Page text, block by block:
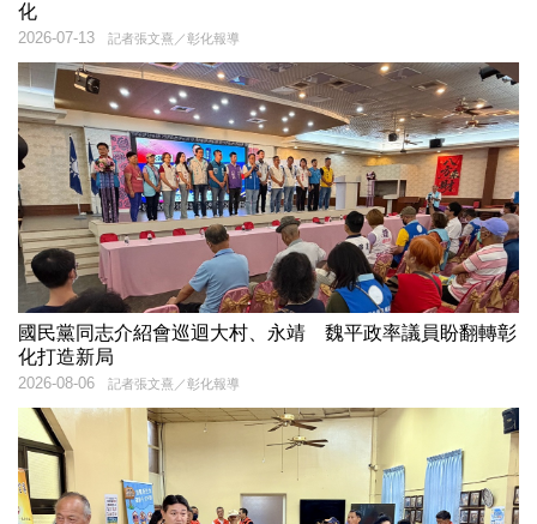
化
記者張文熹／彰化報導
2026-07-13
國民黨同志介紹會巡迴大村、永靖 魏平政率議員盼翻轉彰
化打造新局
記者張文熹／彰化報導
2026-08-06